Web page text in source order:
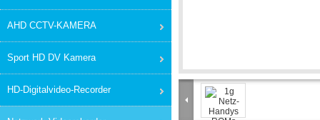
AHD CCTV-KAMERA
Sport HD DV Kamera
HD-Digitalvideo-Recorder